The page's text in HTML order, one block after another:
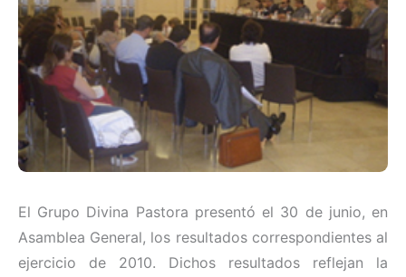
El Grupo Divina Pastora presentó el 30 de junio, en
Asamblea General, los resultados correspondientes al
ejercicio de 2010. Dichos resultados reflejan la